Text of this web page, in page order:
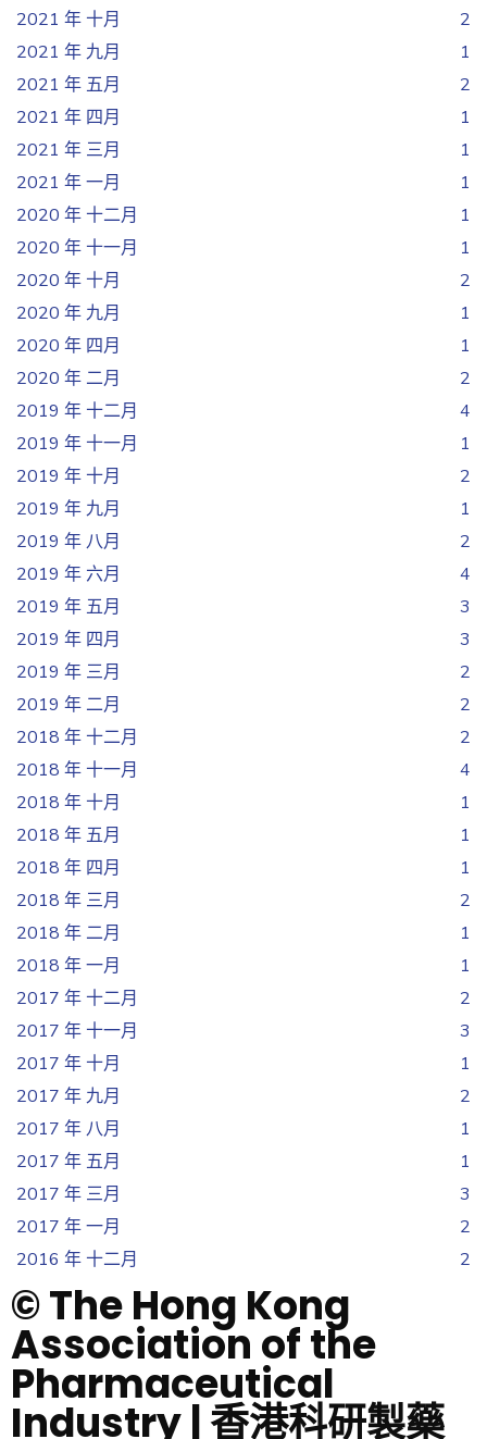
2021 年 十月
2
2021 年 九月
1
2021 年 五月
2
2021 年 四月
1
2021 年 三月
1
2021 年 一月
1
2020 年 十二月
1
2020 年 十一月
1
2020 年 十月
2
2020 年 九月
1
2020 年 四月
1
2020 年 二月
2
2019 年 十二月
4
2019 年 十一月
1
2019 年 十月
2
2019 年 九月
1
2019 年 八月
2
2019 年 六月
4
2019 年 五月
3
2019 年 四月
3
2019 年 三月
2
2019 年 二月
2
2018 年 十二月
2
2018 年 十一月
4
2018 年 十月
1
2018 年 五月
1
2018 年 四月
1
2018 年 三月
2
2018 年 二月
1
2018 年 一月
1
2017 年 十二月
2
2017 年 十一月
3
2017 年 十月
1
2017 年 九月
2
2017 年 八月
1
2017 年 五月
1
2017 年 三月
3
2017 年 一月
2
2016 年 十二月
2
© The Hong Kong
Association of the
Pharmaceutical
Industry | 香港科研製藥